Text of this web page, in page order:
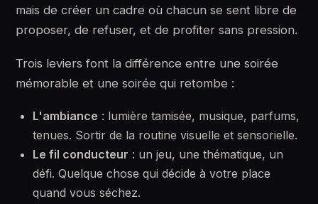
mais de créer un cadre où chacun se sent libre de
proposer, de refuser, et de profiter sans pression.
Trois leviers font la différence entre une soirée
mémorable et une soirée qui retombe :
L'ambiance : lumière tamisée, musique, parfums,
tenues. Sortir de la routine visuelle et sensorielle.
Le fil conducteur : un jeu, une thématique, un
défi. Quelque chose qui décide à votre place
quand vous séchez.